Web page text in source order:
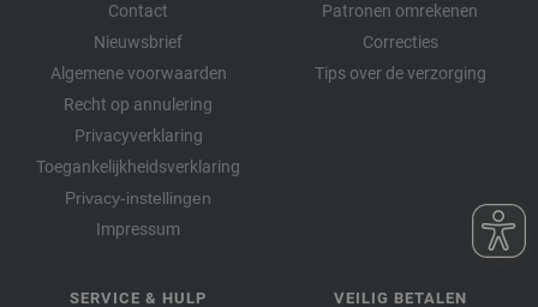
Contact
Nieuwsbrief
Algemene voorwaarden
Recht op annulering
Privacyverklaring
Toegankelijkheidsverklaring
Privacy-instellingen
Impressum
Patronen omrekenen
Correcties
Tips over de verzorging
SERVICE & HULP VEILIG BETALEN